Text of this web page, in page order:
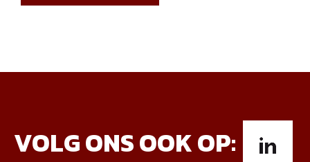
VOLG ONS OOK OP: